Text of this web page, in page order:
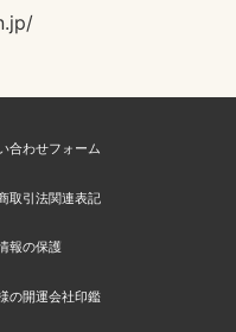
合わせフォーム
取引法関連表記
報の保護
の開運会社印鑑